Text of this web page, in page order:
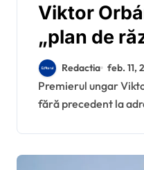
Viktor
„plan de
Ucrainei
Ungariei.
acuză
vrea să îl
putere.
Redactia feb. 11,
Premierul ungar Viktor Orbán a lansat un atac
fără precedent la